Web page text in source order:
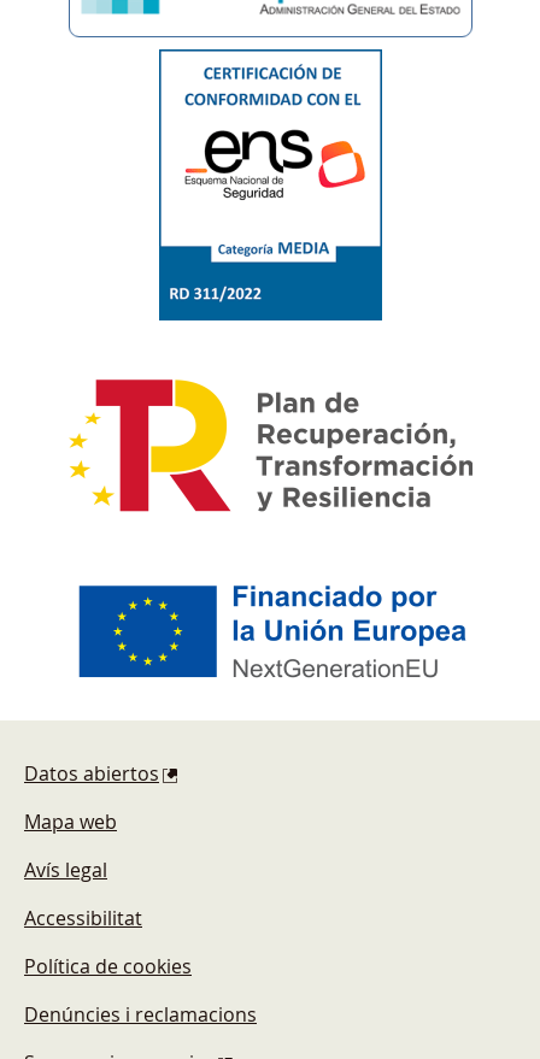
Datos abiertos
Mapa web
Avís legal
Accessibilitat
Política de cookies
Denúncies i reclamacions